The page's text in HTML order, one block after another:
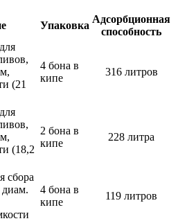
Упаковка
Адсорбционная
способность
(21
4 бона в
кипе
316 литров
(18,2
2 бона в
кипе
228 литра
сбора
диам.
4 бона в
кипе
119 литров